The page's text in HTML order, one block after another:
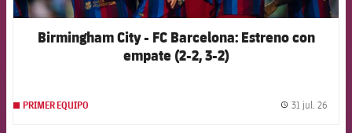
Birmingham City - FC Barcelona: Estreno con
empate (2-2, 3-2)
PRIMER EQUIPO 31 jul. 26